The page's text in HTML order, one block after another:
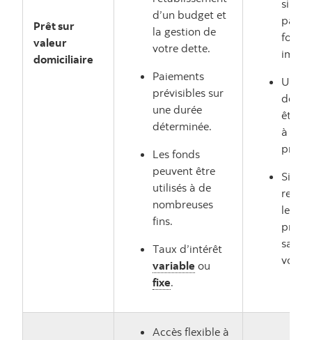
Prêt sur
valeur
domiciliaire
d’un budget et
la gestion de
votre dette.
Paiements
prévisibles sur
une durée
déterminée.
Les fonds
peuvent être
utilisés à de
nombreuses
fins.
Taux d’intérêt
variable ou
fixe.
si
pas
fonds
Une
être
à
prêt.
Si
le
saisir
votre
Accès flexible à